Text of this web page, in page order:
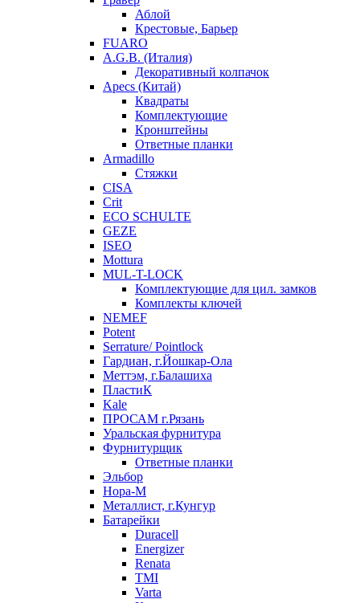
Аблой
Крестовые, Барьер
FUARO
A.G.B. (Италия)
Декоративный колпачок
Apecs (Китай)
Квадраты
Комплектующие
Кронштейны
Ответные планки
Armadillo
Стяжки
CISA
Crit
ECO SCHULTE
GEZE
ISEO
Mottura
MUL-T-LOCK
Комплектующие для цил. замков
Комплекты ключей
NEMEF
Potent
Serrature/ Pointlock
Гардиан, г.Йошкар-Ола
Меттэм, г.Балашиха
ПластиК
Kale
ПРОСАМ г.Рязань
Уральская фурнитура
Фурнитурщик
Ответные планки
Эльбор
Нора-М
Металлист, г.Кунгур
Батарейки
Duracell
Energizer
Renata
TMI
Varta